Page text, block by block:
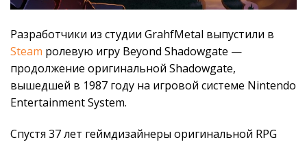
Разработчики из студии GrahfMetal выпустили в
Steam ролевую игру Beyond Shadowgate —
продолжение оригинальной Shadowgate,
вышедшей в 1987 году на игровой системе Nintendo
Entertainment System.
Спустя 37 лет геймдизайнеры оригинальной RPG